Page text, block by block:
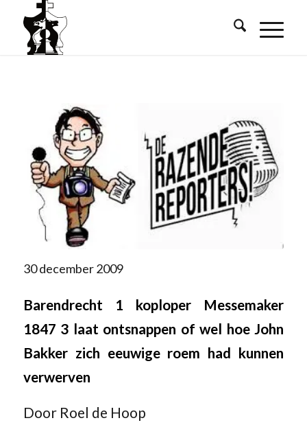
30 december 2009
Barendrecht 1 koploper Messemaker
1847 3 laat ontsnappen of wel hoe John
Bakker zich eeuwige roem had kunnen
verwerven
Door Roel de Hoop